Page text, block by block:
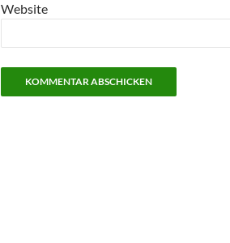
Website